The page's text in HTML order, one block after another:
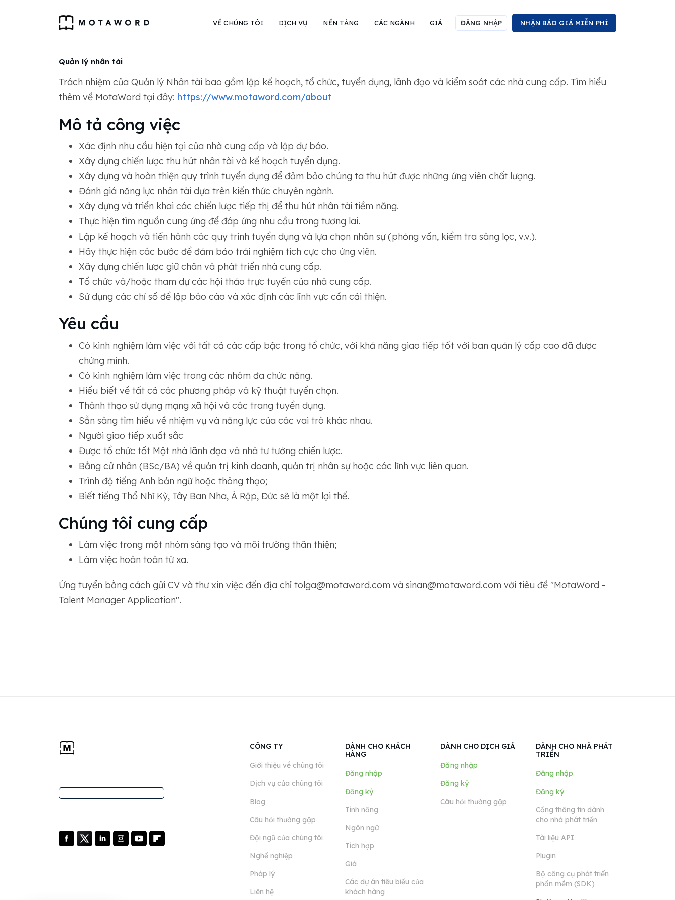
VỀ CHÚNG TÔI DỊCH VỤ NỀN TẢNG CÁC NGÀNH GIÁ ĐĂNG NHẬP NHẬN BÁO GIÁ MIỄN PHÍ
Quản lý nhân tài
Trách nhiệm của Quản lý Nhân tài bao gồm lập kế hoạch, tổ chức, tuyển dụng, lãnh đạo và kiểm soát các nhà cung cấp. Tìm hiểu
thêm về MotaWord tại đây: https://www.motaword.com/about
Mô tả công việc
Xác định nhu cầu hiện tại của nhà cung cấp và lập dự báo.
Xây dựng chiến lược thu hút nhân tài và kế hoạch tuyển dụng.
Xây dựng và hoàn thiện quy trình tuyển dụng để đảm bảo chúng ta thu hút được những ứng viên chất lượng.
Đánh giá năng lực nhân tài dựa trên kiến ​​thức chuyên ngành.
Xây dựng và triển khai các chiến lược tiếp thị để thu hút nhân tài tiềm năng.
Thực hiện tìm nguồn cung ứng để đáp ứng nhu cầu trong tương lai.
Lập kế hoạch và tiến hành các quy trình tuyển dụng và lựa chọn nhân sự (phỏng vấn, kiểm tra sàng lọc, v.v.).
Hãy thực hiện các bước để đảm bảo trải nghiệm tích cực cho ứng viên.
Xây dựng chiến lược giữ chân và phát triển nhà cung cấp.
Tổ chức và/hoặc tham dự các hội thảo trực tuyến của nhà cung cấp.
Sử dụng các chỉ số để lập báo cáo và xác định các lĩnh vực cần cải thiện.
Yêu cầu
Có kinh nghiệm làm việc với tất cả các cấp bậc trong tổ chức, với khả năng giao tiếp tốt với ban quản lý cấp cao đã được
chứng minh.
Có kinh nghiệm làm việc trong các nhóm đa chức năng.
Hiểu biết về tất cả các phương pháp và kỹ thuật tuyển chọn.
Thành thạo sử dụng mạng xã hội và các trang tuyển dụng.
Sẵn sàng tìm hiểu về nhiệm vụ và năng lực của các vai trò khác nhau.
Người giao tiếp xuất sắc
Được tổ chức tốt Một nhà lãnh đạo và nhà tư tưởng chiến lược.
Bằng cử nhân (BSc/BA) về quản trị kinh doanh, quản trị nhân sự hoặc các lĩnh vực liên quan.
Trình độ tiếng Anh bản ngữ hoặc thông thạo;
Biết tiếng Thổ Nhĩ Kỳ, Tây Ban Nha, Ả Rập, Đức sẽ là một lợi thế.
Chúng tôi cung cấp
Làm việc trong một nhóm sáng tạo và môi trường thân thiện;
Làm việc hoàn toàn từ xa.
Ứng tuyển bằng cách gửi CV và thư xin việc đến địa chỉ tolga@motaword.com và sinan@motaword.com với tiêu đề "MotaWord -
Talent Manager Application".
CÔNG TY
Giới thiệu về chúng tôi
Dịch vụ của chúng tôi
Blog
Câu hỏi thường gặp
Đội ngũ của chúng tôi
Nghề nghiệp
Pháp lý
Liên hệ
DÀNH CHO KHÁCH
HÀNG
Đăng nhập
Đăng ký
Tính năng
Ngôn ngữ
Tích hợp
Giá
Các dự án tiêu biểu của
khách hàng
DÀNH CHO DỊCH GIẢ
Đăng nhập
Đăng ký
Câu hỏi thường gặp
DÀNH CHO NHÀ PHÁT
TRIỂN
Đăng nhập
Đăng ký
Cổng thông tin dành
cho nhà phát triển
Tài liệu API
Plugin
Bộ công cụ phát triển
phần mềm (SDK)